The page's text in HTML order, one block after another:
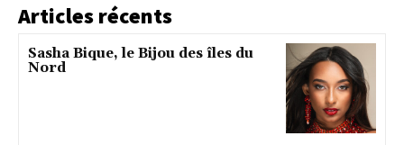
Articles récents
Sasha Bique, le Bijou des îles du
Nord